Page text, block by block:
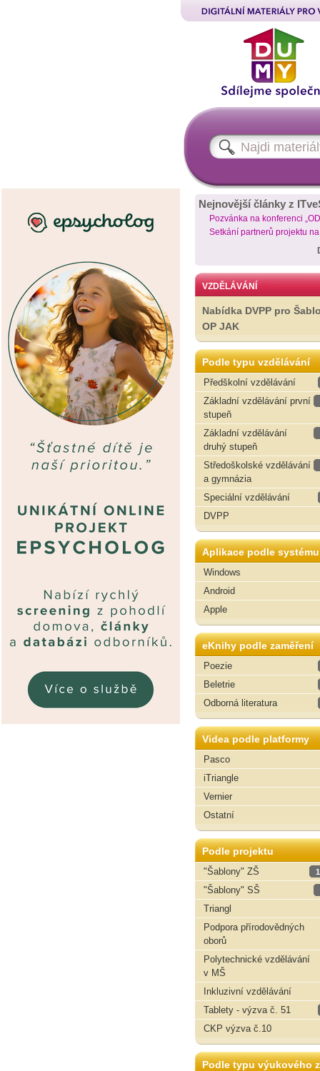
Nejnovější články z
Pozvánka na konferenci
Setkání partnerů projektu
VZDĚLÁVÁNÍ
Nabídka DVPP pro
OP JAK
Podle typu vzdělávání
Předškolní vzdělávání
Základní vzdělávání první
stupeň
Základní vzdělávání
druhý stupeň
Středoškolské vzdělávání
a gymnázia
Speciální vzdělávání
DVPP
Aplikace podle systému
Windows
Android
Apple
eKnihy podle zaměření
Poezie
Beletrie
Odborná literatura
Videa podle platformy
Pasco
iTriangle
Vernier
Ostatní
Podle projektu
"Šablony" ZŠ
"Šablony" SŠ
Triangl
Podpora přírodovědných
oborů
Polytechnické vzdělávání
v MŠ
Inkluzivní vzdělávání
Tablety - výzva č. 51
CKP výzva č.10
Podle typu výukového